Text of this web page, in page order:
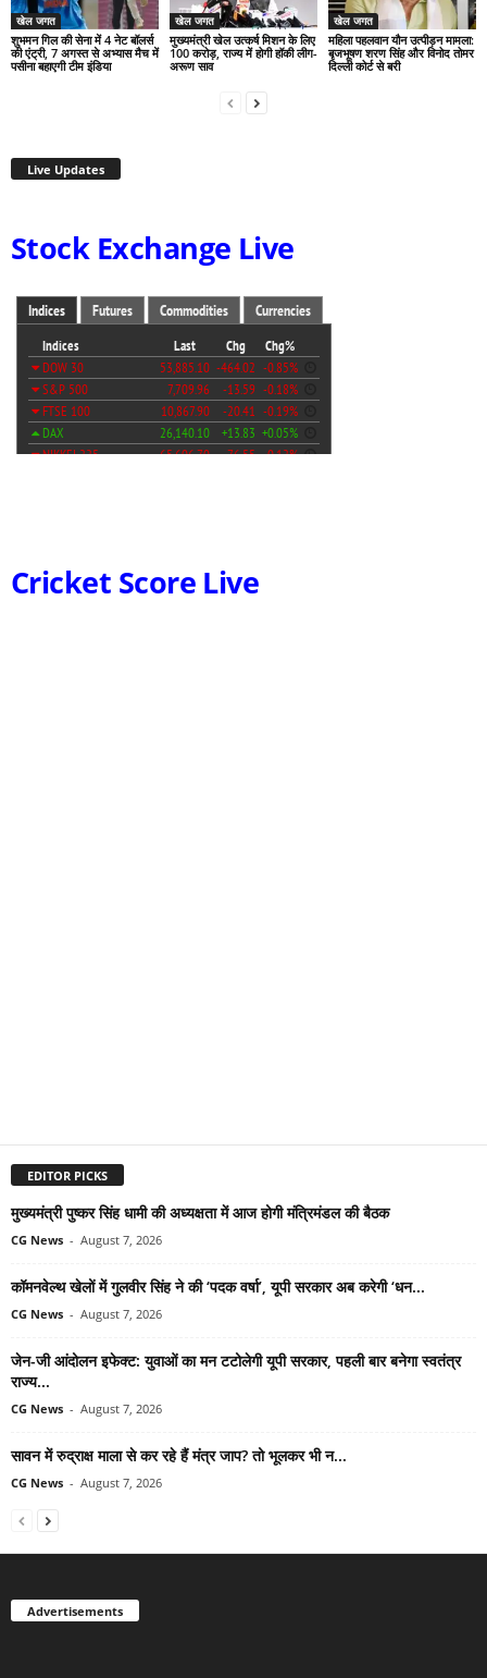
खेल जगत
शुभमन गिल की सेना में 4 नेट बॉलर्स
की एंट्री, 7 अगस्त से अभ्यास मैच में
पसीना बहाएगी टीम इंडिया
खेल जगत
मुख्यमंत्री खेल उत्कर्ष मिशन के लिए
100 करोड़, राज्य में होगी हॉकी लीग-
अरूण साव
खेल जगत
महिला पहलवान यौन उत्पीड़न मामला:
बृजभूषण शरण सिंह और विनोद तोमर
दिल्ली कोर्ट से बरी
Live Updates
Stock Exchange Live
Cricket Score Live
EDITOR PICKS
मुख्यमंत्री पुष्कर सिंह धामी की अध्यक्षता में आज होगी मंत्रिमंडल की बैठक
CG News - August 7, 2026
कॉमनवेल्थ खेलों में गुलवीर सिंह ने की ‘पदक वर्षा’, यूपी सरकार अब करेगी ‘धन...
CG News - August 7, 2026
जेन-जी आंदोलन इफेक्ट: युवाओं का मन टटोलेगी यूपी सरकार, पहली बार बनेगा स्वतंत्र
राज्य...
CG News - August 7, 2026
सावन में रुद्राक्ष माला से कर रहे हैं मंत्र जाप? तो भूलकर भी न...
CG News - August 7, 2026
Advertisements